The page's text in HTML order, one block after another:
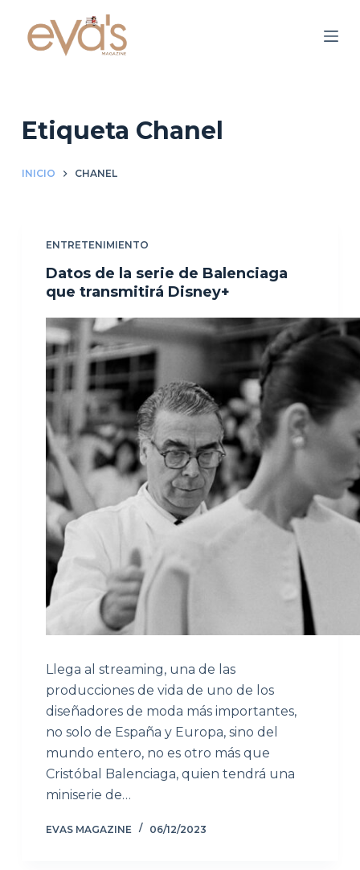
Etiqueta Chanel
INICIO CHANEL
ENTRETENIMIENTO
Datos de la serie de Balenciaga
que transmitirá Disney+
Llega al streaming, una de las
producciones de vida de uno de los
diseñadores de moda más importantes,
no solo de España y Europa, sino del
mundo entero, no es otro más que
Cristóbal Balenciaga, quien tendrá una
miniserie de…
EVAS MAGAZINE 06/12/2023